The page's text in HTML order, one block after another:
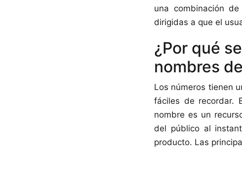
una combinación
dirigidas a que el
¿Por qué
nombres
Los números tienen
fáciles de recordar.
nombre es un
del público al
producto. Las